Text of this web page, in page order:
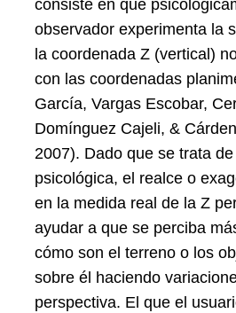
consiste en que
observador experimenta la
la coordenada Z (vertical)
con las coordenadas
García, Vargas Escobar,
Domínguez Cajeli, &
2007). Dado que se trata
psicológica, el realce o
en la medida real de la Z
ayudar a que se perciba
cómo son el terreno o los
sobre él haciendo
perspectiva. El que el